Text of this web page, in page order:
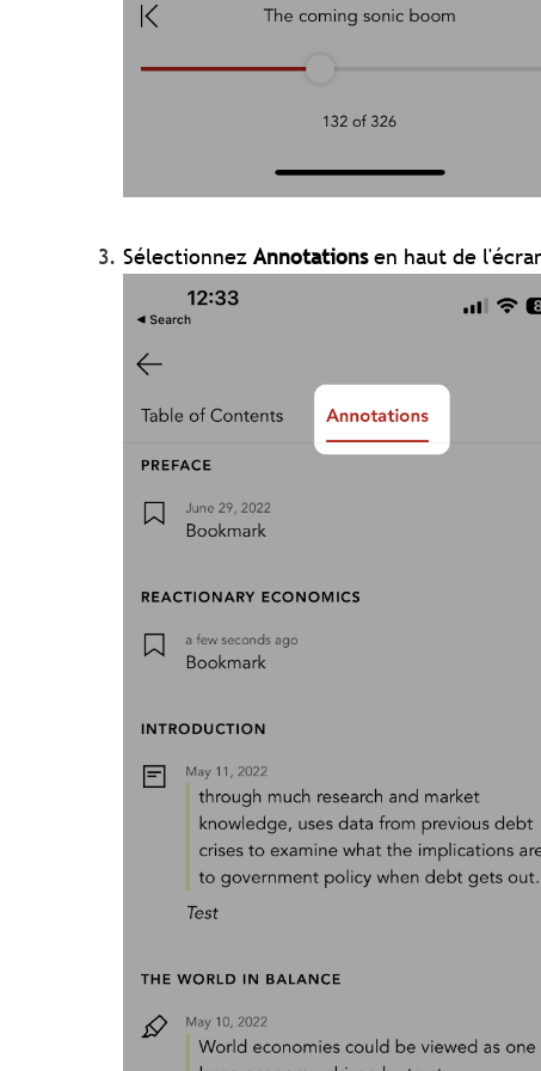
Sélectionnez Annotationsen haut de